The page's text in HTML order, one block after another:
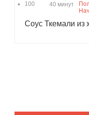
100 40 минут
Соус Ткемали из